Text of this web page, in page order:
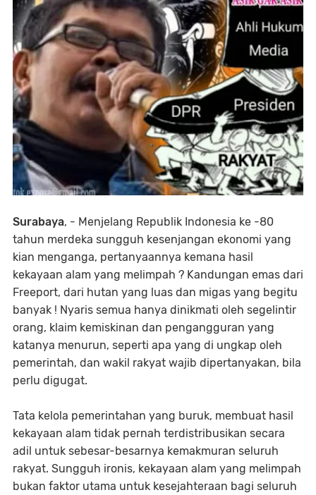
Surabaya, - Menjelang Republik Indonesia ke -80
tahun merdeka sungguh kesenjangan ekonomi yang
kian menganga, pertanyaannya kemana hasil
kekayaan alam yang melimpah ? Kandungan emas dari
Freeport, dari hutan yang luas dan migas yang begitu
banyak ! Nyaris semua hanya dinikmati oleh segelintir
orang, klaim kemiskinan dan pengangguran yang
katanya menurun, seperti apa yang di ungkap oleh
pemerintah, dan wakil rakyat wajib dipertanyakan, bila
perlu digugat.
Tata kelola pemerintahan yang buruk, membuat hasil
kekayaan alam tidak pernah terdistribusikan secara
adil untuk sebesar-besarnya kemakmuran seluruh
rakyat. Sungguh ironis, kekayaan alam yang melimpah
bukan faktor utama untuk kesejahteraan bagi seluruh